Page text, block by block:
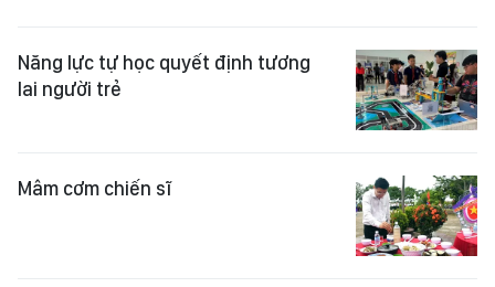
Năng lực tự học quyết định tương
lai người trẻ
Mâm cơm chiến sĩ